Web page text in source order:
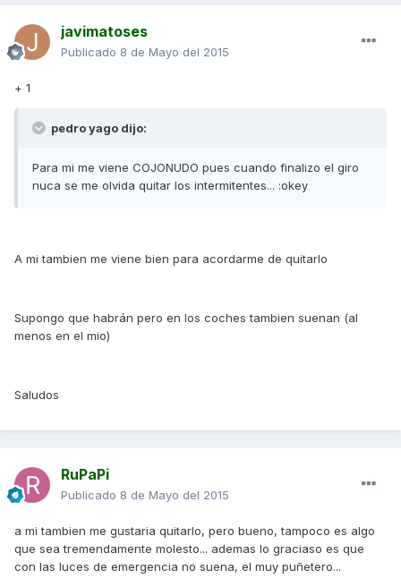
javimatoses
Publicado 8 de Mayo del 2015
+ 1
pedro yago dijo:
Para mi me viene COJONUDO pues cuando finalizo el giro
nuca se me olvida quitar los intermitentes... :okey
A mi tambien me viene bien para acordarme de quitarlo
Supongo que habrán pero en los coches tambien suenan (al
menos en el mio)
Saludos
RuPaPi
Publicado 8 de Mayo del 2015
a mi tambien me gustaria quitarlo, pero bueno, tampoco es algo
que sea tremendamente molesto... ademas lo graciaso es que
con las luces de emergencia no suena, el muy puñetero...